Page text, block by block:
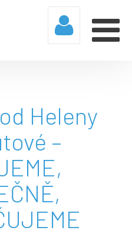
Heleny
–